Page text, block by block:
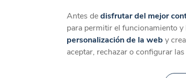
Catálogo
Contenido
Antes dedisfrutar del mejor
para permitir el funcionamiento y
personalización de la web y
aceptar, rechazar o configurar